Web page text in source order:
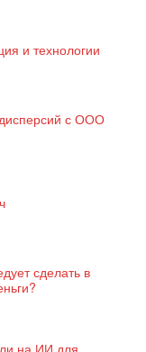
и технологии
с ООО
сделать в
на ИИ для